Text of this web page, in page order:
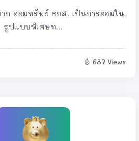
ก ออมทรัพย์ ธกส. เป็นการออมใน
รูปแบบพิเศษท...
687 Views